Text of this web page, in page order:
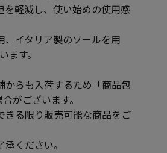
軽減し、使い始めの使用感
イタリア製のソールを用
す。
らも入荷するため「商品包
がございます。
きる限り販売可能な商品をご
ください。